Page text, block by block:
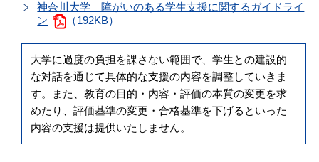
神奈川大学 障がいのある学生支援に関するガイドライ
ン
（192KB）
大学に過度の負担を課さない範囲で、学生との建設的
な対話を通じて具体的な支援の内容を調整していきま
す。また、教育の目的・内容・評価の本質の変更を求
めたり、評価基準の変更・合格基準を下げるといった
内容の支援は提供いたしません。